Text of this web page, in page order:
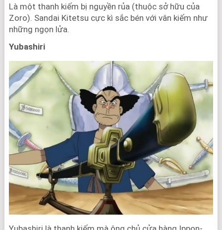
Là một thanh kiếm bị nguyền rủa (thuộc sở hữu của
Zoro). Sandai Kitetsu cực kì sắc bén với vân kiếm như
những ngọn lửa.
Yubashiri